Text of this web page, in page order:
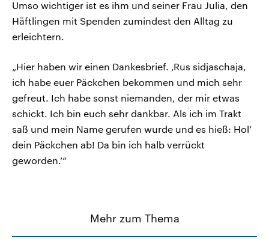
Umso wichtiger ist es ihm und seiner Frau Julia, den
Häftlingen mit Spenden zumindest den Alltag zu
erleichtern.
„Hier haben wir einen Dankesbrief. ‚Rus sidjaschaja,
ich habe euer Päckchen bekommen und mich sehr
gefreut. Ich habe sonst niemanden, der mir etwas
schickt. Ich bin euch sehr dankbar. Als ich im Trakt
saß und mein Name gerufen wurde und es hieß: Hol’
dein Päckchen ab! Da bin ich halb verrückt
geworden.‘“
Mehr zum Thema